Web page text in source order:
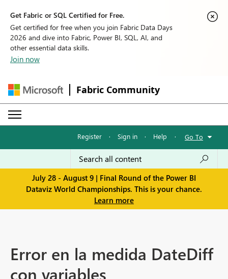
Get Fabric or SQL Certified for Free.
Get certified for free when you join Fabric Data Days
2026 and dive into Fabric, Power BI, SQL, AI, and
other essential data skills.
Join now
Fabric Community
Register · Sign in · Help · Go To
July 28 - August 9 | Final Round of the Power BI
Dataviz World Championships. This is your chance.
Learn more
Error en la medida DateDiff
con variables